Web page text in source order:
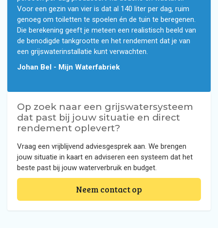
Voor een gezin van vier is dat al 140 liter per dag, ruim
genoeg om toiletten te spoelen én de tuin te beregenen.
Die berekening geeft je meteen een realistisch beeld van
de benodigde tankgrootte en het rendement dat je van
een grijswaterinstallatie kunt verwachten.
Johan Bel - Mijn Waterfabriek
Op zoek naar een grijswatersysteem
dat past bij jouw situatie en direct
rendement oplevert?
Vraag een vrijblijvend adviesgesprek aan. We brengen
jouw situatie in kaart en adviseren een systeem dat het
beste past bij jouw waterverbruik en budget.
Neem contact op